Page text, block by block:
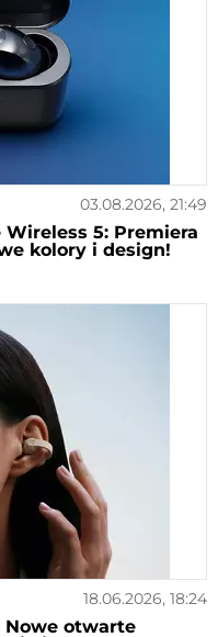
03.08.2026, 21:49
5: Premiera
kolory i design!
18.06.2026, 18:24
Nowe otwarte